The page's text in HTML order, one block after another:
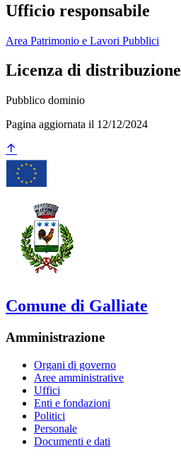
Ufficio responsabile
Area Patrimonio e Lavori Pubblici
Licenza di distribuzione
Pubblico dominio
Pagina aggiornata il 12/12/2024
Comune di Galliate
Amministrazione
Organi di governo
Aree amministrative
Uffici
Enti e fondazioni
Politici
Personale
Documenti e dati